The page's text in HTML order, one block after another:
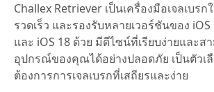
Challex Retriever เป็นเครื่องมือเจลเบร
รวดเร็ว และรองรับหลายเวอร์ชันของ iOS
และ iOS 18 ด้วย มีดีไซน์ที่เรียบง่ายและส
อุปกรณ์ของคุณได้อย่างปลอดภัย เป็นตัว
ต้องการการเจลเบรกที่เสถียรและง่าย